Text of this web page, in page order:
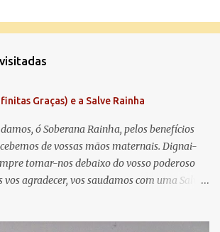
Graças) e a Salve Rainha
ó Soberana Rainha, pelos benefícios
de vossas mãos maternais. Dignai-
tomar-nos debaixo do vosso poderoso
agradecer, vos saudamos com uma Salve